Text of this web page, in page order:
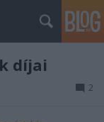
díjai
2